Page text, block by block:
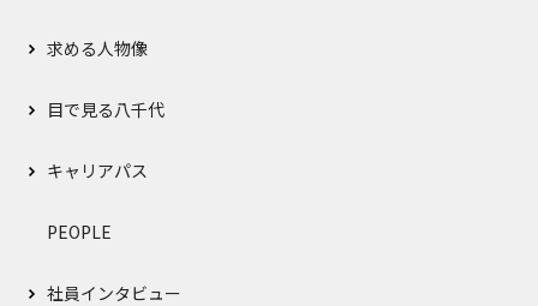
求める人物像
目で見る八千代
キャリアパス
PEOPLE
社員インタビュー